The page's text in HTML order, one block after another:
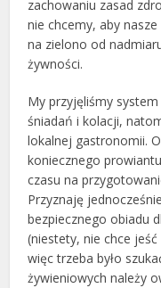
zachowaniu zasad
nie chcemy, aby
na zielono od
żywności.
My przyjęliśmy
śniadań i kolacji,
lokalnej gastronomii.
koniecznego
czasu na
Przyznaję
bezpiecznego obiadu
(niestety, nie chce
więc trzeba było
żywieniowych należy